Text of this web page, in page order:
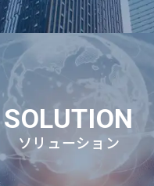
SOLUTION
ソリューション